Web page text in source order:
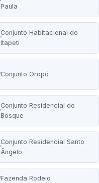
Paula
Conjunto Habitacional do
Itapeti
Conjunto Oropó
Conjunto Residencial do
Bosque
Conjunto Residencial Santo
Ângelo
Fazenda Rodeio